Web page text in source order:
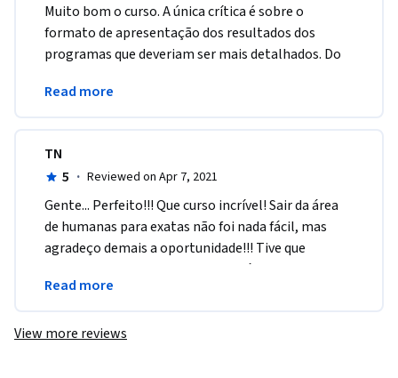
Muito bom o curso. A única crítica é sobre o
formato de apresentação dos resultados dos
programas que deveriam ser mais detalhados. Do
Parabéns!!!
Read more
TN
5 · Reviewed on Apr 7, 2021
Gente... Perfeito!!! Que curso incrível! Sair da área
de humanas para exatas não foi nada fácil, mas
agradeço demais a oportunidade!!! Tive que
estudar/relembrar muito matemática e valeu
muito a pena!
Read more
View more reviews